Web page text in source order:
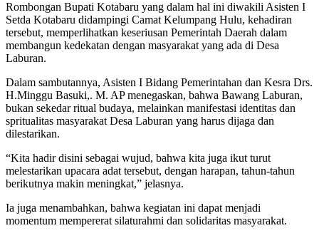
Rombongan Bupati Kotabaru yang dalam hal ini diwakili Asisten I
Setda Kotabaru didampingi Camat Kelumpang Hulu, kehadiran
tersebut, memperlihatkan keseriusan Pemerintah Daerah dalam
membangun kedekatan dengan masyarakat yang ada di Desa
Laburan.
Dalam sambutannya, Asisten I Bidang Pemerintahan dan Kesra Drs.
H.Minggu Basuki,. M. AP menegaskan, bahwa Bawang Laburan,
bukan sekedar ritual budaya, melainkan manifestasi identitas dan
spritualitas masyarakat Desa Laburan yang harus dijaga dan
dilestarikan.
“Kita hadir disini sebagai wujud, bahwa kita juga ikut turut
melestarikan upacara adat tersebut, dengan harapan, tahun-tahun
berikutnya makin meningkat,” jelasnya.
Ia juga menambahkan, bahwa kegiatan ini dapat menjadi
momentum mempererat silaturahmi dan solidaritas masyarakat.